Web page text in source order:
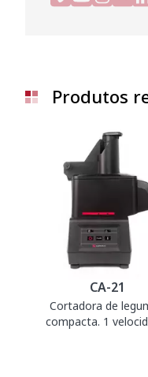
Produtos
CA-21
Cortadora de
compacta. 1